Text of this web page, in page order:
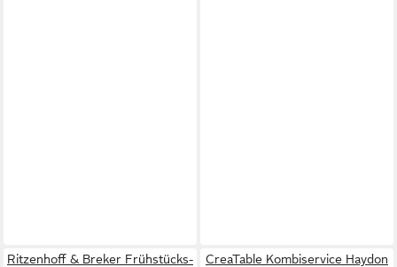
Ritzenhoff & Breker Frühstücks-
CreaTable Kombiservice Haydon